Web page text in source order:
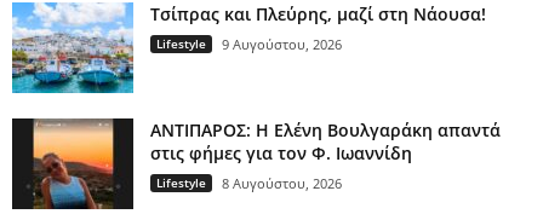
Τσίπρας και Πλεύρης, μαζί στη Νάουσα!
Lifestyle 9 Αυγούστου, 2026
ΑΝΤΙΠΑΡΟΣ: Η Ελένη Βουλγαράκη απαντά
στις φήμες για τον Φ. Ιωαννίδη
Lifestyle 8 Αυγούστου, 2026